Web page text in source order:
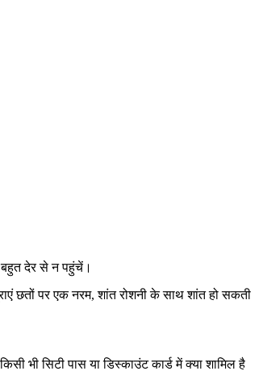
देर से न पहुंचें।
छतों पर एक नरम, शांत रोशनी के साथ शांत हो सकती
भी सिटी पास या डिस्काउंट कार्ड में क्या शामिल है